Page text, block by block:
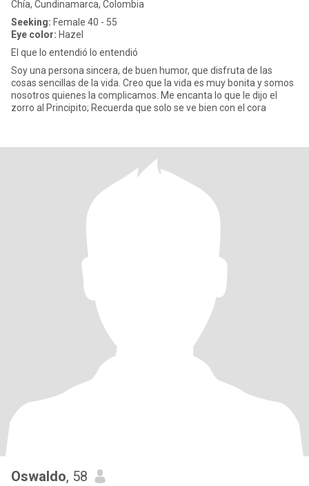
Chía, Cundinamarca, Colombia
Seeking: Female 40 - 55
Eye color: Hazel
El que lo entendió lo entendió
Soy una persona sincera, de buen humor, que disfruta de las
cosas sencillas de la vida. Creo que la vida es muy bonita y somos
nosotros quienes la complicamos. Me encanta lo que le dijo el
zorro al Principito; Recuerda que solo se ve bien con el cora
Oswaldo, 58